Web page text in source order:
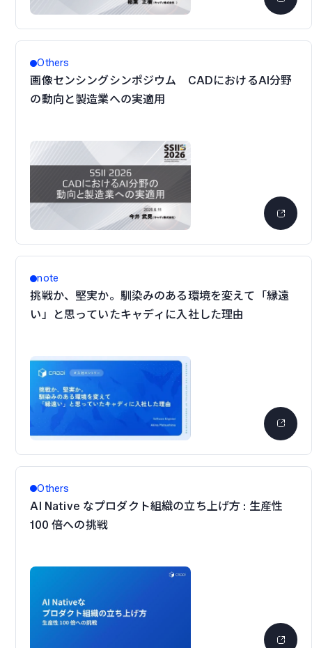
Others
画像センシングシンポジウム CADにおけるAI分野
の動向と製造業への実適用
note
挑戦か、堅実か。馴染みのある環境を変えて「縁遠
い」と思っていたキャディに入社した理由
Others
AI Native なプロダクト組織の立ち上げ方 : 生産性
100 倍への挑戦